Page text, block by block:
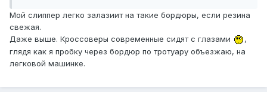
Мой слиппер легко залазиит на такие бордюры, если резина
свежая.
Даже выше. Кроссоверы современные сидят с глазами
,
глядя как я пробку через бордюр по тротуару объезжаю, на
легковой машинке.